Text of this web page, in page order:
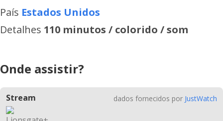
País Estados Unidos
Detalhes 110 minutos / colorido / som
Onde assistir?
Stream dados fornecidos por JustWatch